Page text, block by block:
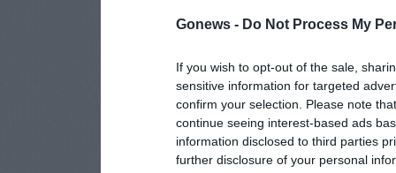
Gonews - Do Not Process My
If you wish to opt-out of the sale,
sensitive information for targeted
confirm your selection. Please note
continue seeing interest-based ads
information disclosed to third parties
further disclosure of your personal